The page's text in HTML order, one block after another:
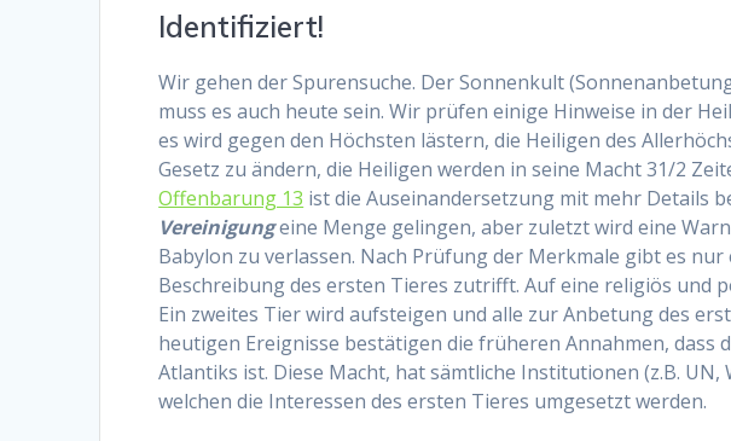
Identifiziert!
Wir gehen der Spurensuche. Der Sonnenkult
muss es auch heute sein. Wir prüfen einige Hinweise in der
es wird gegen den Höchsten lästern, die Heiligen des
Gesetz zu ändern, die Heiligen werden in seine Macht 31/2
Offenbarung 13 ist die Auseinandersetzung mit mehr Details
Vereinigungeine Menge gelingen, aber zuletzt wird eine
Babylon zu verlassen. Nach Prüfung der Merkmale gibt es
Beschreibung des ersten Tieres zutrifft. Auf eine religiös und
Ein zweites Tier wird aufsteigen und alle zur Anbetung des
heutigen Ereignisse bestätigen die früheren Annahmen, dass
Atlantiks ist. Diese Macht, hat sämtliche Institutionen (z.B. UN,
welchen die Interessen des ersten Tieres umgesetzt werden.